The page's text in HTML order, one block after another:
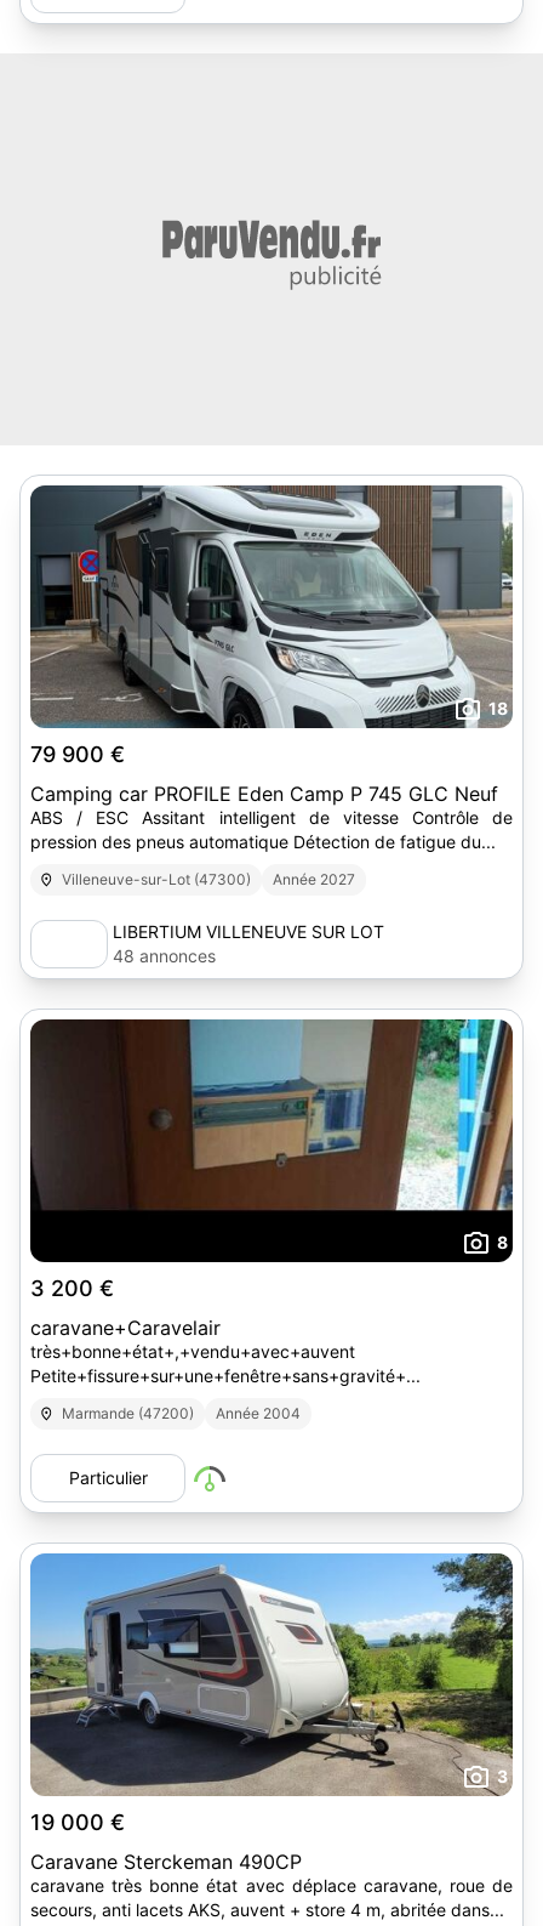
18
79 900 €
Camping car PROFILE Eden Camp P 745 GLC Neuf
ABS / ESC Assitant intelligent de vitesse Contrôle de
pression des pneus automatique Détection de fatigue du...
Villeneuve-sur-Lot (47300) Année 2027
LIBERTIUM VILLENEUVE SUR LOT
48 annonces
8
3 200 €
caravane+Caravelair
très+bonne+état+,+vendu+avec+auvent
Petite+fissure+sur+une+fenêtre+sans+gravité+...
Marmande (47200) Année 2004
Particulier
3
19 000 €
Caravane Sterckeman 490CP
caravane très bonne état avec déplace caravane, roue de
secours, anti lacets AKS, auvent + store 4 m, abritée dans...